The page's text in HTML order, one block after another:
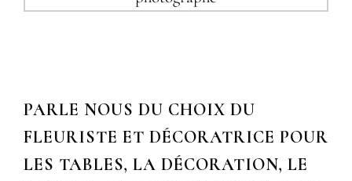
PARLE NOUS DU CHOIX DU
FLEURISTE ET DÉCORATRICE POUR
LES TABLES, LA DÉCORATION, LE